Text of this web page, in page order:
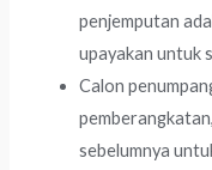
penjemputan
upayakan untuk
Calon
sebelumnya